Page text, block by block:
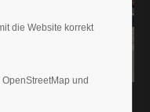
die Website korrekt
und